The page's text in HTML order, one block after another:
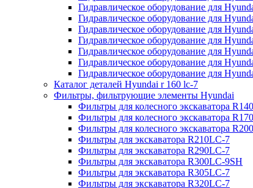
Гидравлическое оборудование для
Гидравлическое оборудование для
Гидравлическое оборудование для
Гидравлическое оборудование для
Гидравлическое оборудование для
Гидравлическое оборудование для
Гидравлическое оборудование для
Каталог деталей Hyundai r 160 lc-7
Фильтры, фильтрующие элементы Hyundai
Фильтры для колесного экскаватора
Фильтры для колесного экскаватора
Фильтры для колесного экскаватора
Фильтры для экскаватора R210LC-7
Фильтры для экскаватора R290LC-7
Фильтры для экскаватора R300LC-9SH
Фильтры для экскаватора R305LC-7
Фильтры для экскаватора R320LC-7